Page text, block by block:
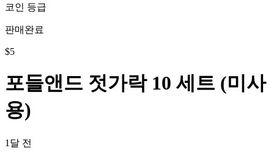
코인 등급
판매완료
$5
포들앤드 젓가락 10 세트 (미사
용)
1달 전